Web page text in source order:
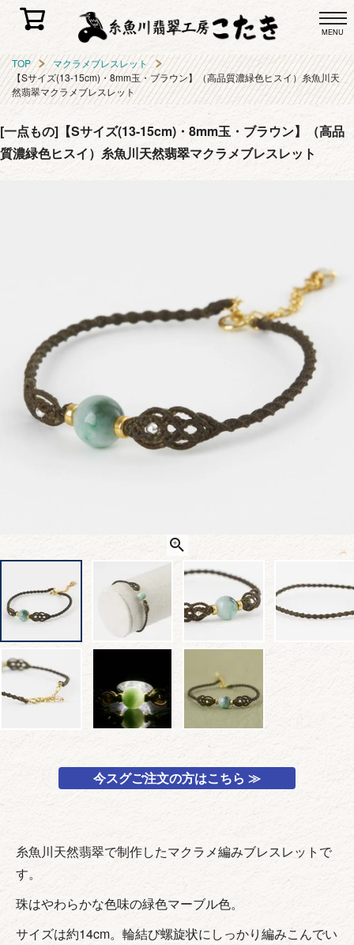
MENU
TOP
マクラメブレスレット
【Sサイズ(13-15cm)・8mm玉・ブラウン】（高品質濃緑色ヒスイ）糸魚川天
然翡翠マクラメブレスレット
[一点もの]【Sサイズ(13-15cm)・8mm玉・ブラウン】（高品
質濃緑色ヒスイ）糸魚川天然翡翠マクラメブレスレット
今スグご注文の方はこちら ≫
糸魚川天然翡翠で制作したマクラメ編みブレスレットで
す。
珠はやわらかな色味の緑色マーブル色。
サイズは約14cm。輪結び螺旋状にしっかり編みこんでい